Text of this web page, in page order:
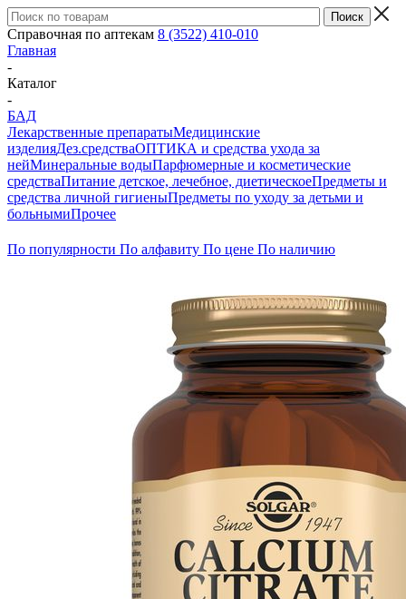
Справочная по аптекам 8 (3522) 410-010
Главная
-
Каталог
-
БАД
Лекарственные препаратыМедицинские
изделияДез.средстваОПТИКА и средства ухода за
нейМинеральные водыПарфюмерные и косметические
средстваПитание детское, лечебное, диетическоеПредметы и
средства личной гигиеныПредметы по уходу за детьми и
больнымиПрочее
По популярности По алфавиту По цене По наличию